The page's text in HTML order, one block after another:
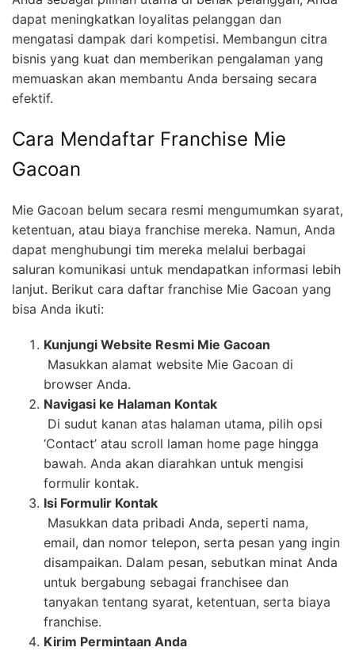
dapat meningkatkan loyalitas pelanggan dan
mengatasi dampak dari kompetisi. Membangun citra
bisnis yang kuat dan memberikan pengalaman yang
memuaskan akan membantu Anda bersaing secara
efektif.
Cara Mendaftar Franchise Mie
Gacoan
Mie Gacoan belum secara resmi mengumumkan syarat,
ketentuan, atau biaya franchise mereka. Namun, Anda
dapat menghubungi tim mereka melalui berbagai
saluran komunikasi untuk mendapatkan informasi lebih
lanjut. Berikut cara daftar franchise Mie Gacoan yang
bisa Anda ikuti:
Kunjungi Website Resmi Mie Gacoan
Masukkan alamat website Mie Gacoan di
browser Anda.
Navigasi ke Halaman Kontak
Di sudut kanan atas halaman utama, pilih opsi
‘Contact’ atau scroll laman home page hingga
bawah. Anda akan diarahkan untuk mengisi
formulir kontak.
Isi Formulir Kontak
Masukkan data pribadi Anda, seperti nama,
email, dan nomor telepon, serta pesan yang ingin
disampaikan. Dalam pesan, sebutkan minat Anda
untuk bergabung sebagai franchisee dan
tanyakan tentang syarat, ketentuan, serta biaya
franchise.
Kirim Permintaan Anda